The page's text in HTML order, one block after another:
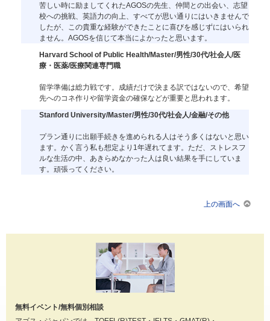
苦しい時に励ましてくれたAGOSの先生、仲間との出会い、志望
校への挑戦、英語力の向上、すべてが思い通りにはいきませんで
したが、この貴重な経験ができたことに喜びを感じずにはいられ
ません。AGOSを信じて本当によかったと思います。
Harvard School of Public Health/Master/男性/30代/社会人/医
療・医薬/医療関連専門職
留学準備は総力戦です。成績だけで決まる訳ではないので、希望
先へのコネ作りや留学資金の確保などが重要と思われます。
Stanford University/Master/男性/30代/社会人/金融/その他
プラン通りに出願手続きを進められる人はそう多くはないと思い
ます。かく言う私も想定より1年遅れてます。ただ、ストレスフ
ルな生活の中、あきらめなかった人は良い結果を手にしていま
す。頑張ってください。
上の画面へ
無料イベント/無料個別相談